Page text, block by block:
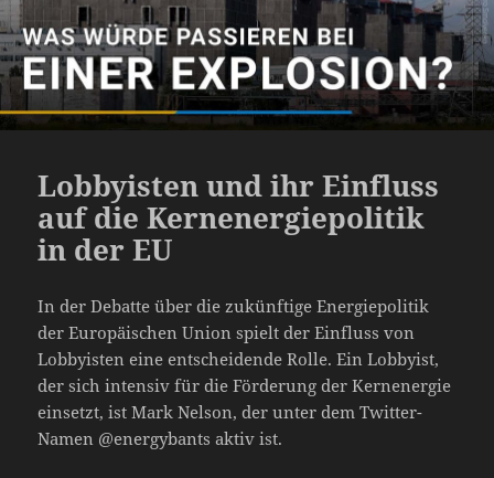
Lobbyisten und ihr Einfluss
auf die Kernenergiepolitik
in der EU
In der Debatte über die zukünftige Energiepolitik
der Europäischen Union spielt der Einfluss von
Lobbyisten eine entscheidende Rolle. Ein Lobbyist,
der sich intensiv für die Förderung der Kernenergie
einsetzt, ist Mark Nelson, der unter dem Twitter-
Namen @energybants aktiv ist.